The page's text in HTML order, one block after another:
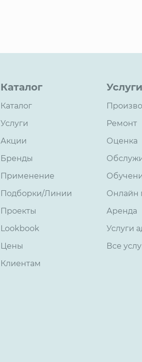
Каталог
Каталог
Услуги
Акции
Бренды
Применение
Подборки/Линии
Проекты
Lookbook
Цены
Клиентам
Услуги
Ремонт
Оценка
Онлайн
Аренда
Услуги
Все